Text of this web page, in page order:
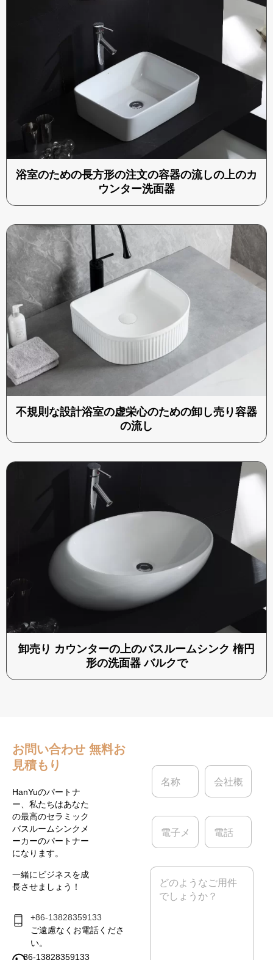
浴室のための長方形の注文の容器の流しの上のカ
ウンター洗面器
不規則な設計浴室の虚栄心のための卸し売り容器
の流し
卸売り カウンターの上のバスルームシンク 楕円
形の洗面器 バルクで
お問い合わせ 無料お
見積もり
HanYuのパートナ
ー、私たちはあなた
の最高のセラミック
バスルームシンクメ
ーカーのパートナー
になります。
一緒にビジネスを成
長させましょう！
+86-13828359133
ご遠慮なくお電話くださ
い。
86-13828359133
名
*
会
概
電
メ
ル
電
メ